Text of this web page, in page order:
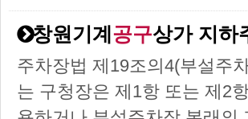
창원기계 공구상가 지하
주차장법 제19조의4(부설주
는 구청장은 제1항 또는 제2